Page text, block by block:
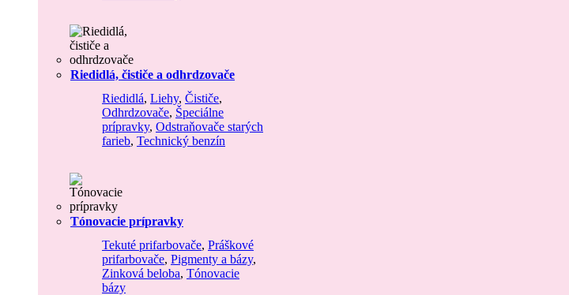
Riedidlá, čističe a odhrdzovače
Riedidlá, Liehy, Čističe,
Odhrdzovače, Špeciálne
prípravky, Odstraňovače starých
farieb, Technický benzín
Tónovacie prípravky
Tekuté prifarbovače, Práškové
prifarbovače, Pigmenty a bázy,
Zinková beloba, Tónovacie
bázy